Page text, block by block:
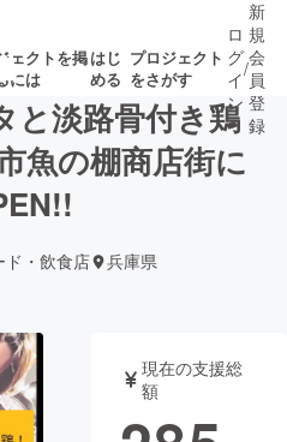
ェクトを掲
には
はじ
める
プロジェクト
をさがす
プロ募集終了が近いプ
ェット
ロ
グ
イ
ン
/
新
規
会
員
登
録
と淡路骨付き鶏
魚の棚商店街に
ド・飲食店 兵庫県
現在の支援総
額